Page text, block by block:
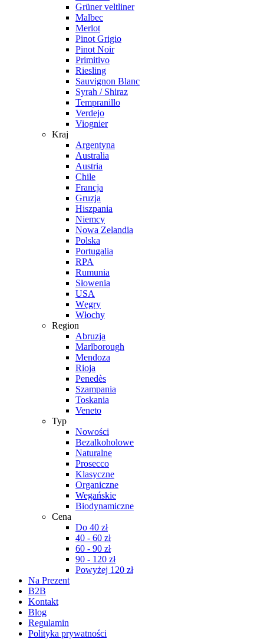
Grüner veltliner
Malbec
Merlot
Pinot Grigio
Pinot Noir
Primitivo
Riesling
Sauvignon Blanc
Syrah / Shiraz
Tempranillo
Verdejo
Viognier
Kraj
Argentyna
Australia
Austria
Chile
Francja
Gruzja
Hiszpania
Niemcy
Nowa Zelandia
Polska
Portugalia
RPA
Rumunia
Słowenia
USA
Węgry
Włochy
Region
Abruzja
Marlborough
Mendoza
Rioja
Penedès
Szampania
Toskania
Veneto
Typ
Nowości
Bezalkoholowe
Naturalne
Prosecco
Klasyczne
Organiczne
Wegańskie
Biodynamiczne
Cena
Do 40 zł
40 - 60 zł
60 - 90 zł
90 - 120 zł
Powyżej 120 zł
Na Prezent
B2B
Kontakt
Blog
Regulamin
Polityka prywatności